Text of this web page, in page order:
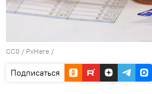
CC0 / PxHere /
Подписаться